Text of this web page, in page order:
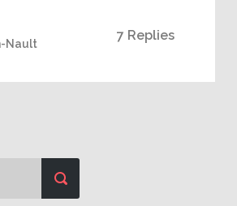
7 Replies
Nault